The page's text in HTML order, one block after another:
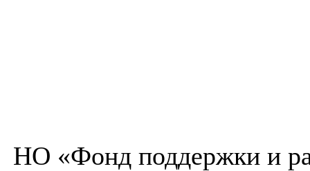
НО «Фонд поддержки и